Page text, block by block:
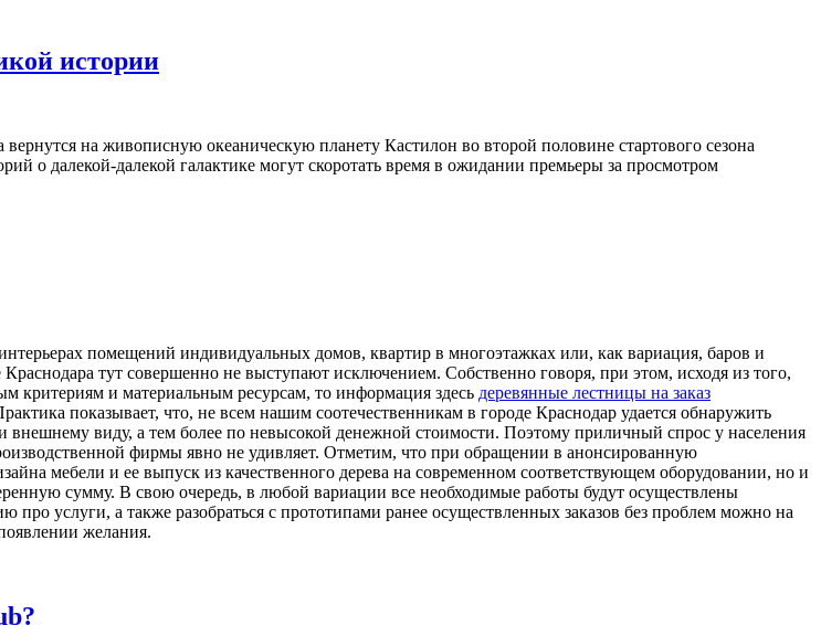
истории
на живописную океаническую планету Кастилон во второй половине стартового сезона
о далекой-далекой галактике могут скоротать время в ожидании премьеры за просмотром
помещений индивидуальных домов, квартир в многоэтажках или, как вариация, баров и
тут совершенно не выступают исключением. Собственно говоря, при этом, исходя из того,
критериям и материальным ресурсам, то информация здесь деревянные лестницы на заказ
показывает, что, не всем нашим соотечественникам в городе Краснодар удается обнаружить
виду, а тем более по невысокой денежной стоимости. Поэтому приличный спрос у населения
фирмы явно не удивляет. Отметим, что при обращении в анонсированную
мебели и ее выпуск из качественного дерева на современном соответствующем оборудовании, но и
сумму. В свою очередь, в любой вариации все необходимые работы будут осуществлены
услуги, а также разобраться с прототипами ранее осуществленных заказов без проблем можно на
желания.